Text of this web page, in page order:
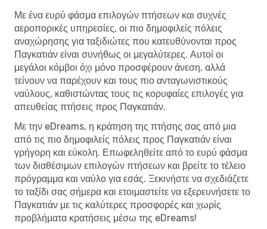
Με ένα ευρύ φάσμα επιλογών πτήσεων και συχνές
αεροπορικές υπηρεσίες, οι πιο δημοφιλείς πόλεις
αναχώρησης για ταξιδιώτες που κατευθύνονται προς
Παγκατιάν είναι συνήθως οι μεγαλύτερες. Αυτοί οι
μεγάλοι κόμβοι όχι μόνο προσφέρουν άνεση, αλλά
τείνουν να παρέχουν και τους πιο ανταγωνιστικούς
ναύλους, καθιστώντας τους τις κορυφαίες επιλογές για
απευθείας πτήσεις προς Παγκατιάν.
Με την eDreams, η κράτηση της πτήσης σας από μια
από τις πιο δημοφιλείς πόλεις προς Παγκατιάν είναι
γρήγορη και εύκολη. Επωφεληθείτε από το ευρύ φάσμα
των διαθέσιμων επιλογών πτήσεων και βρείτε το τέλειο
πρόγραμμα και ναύλο για εσάς. Ξεκινήστε να σχεδιάζετε
το ταξίδι σας σήμερα και ετοιμαστείτε να εξερευνήσετε το
Παγκατιάν με τις καλύτερες προσφορές και χωρίς
προβλήματα κρατήσεις μέσω της eDreams!